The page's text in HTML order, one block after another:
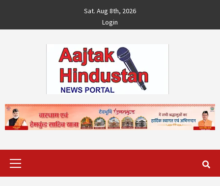
content
Sat. Aug 8th, 2026
Login